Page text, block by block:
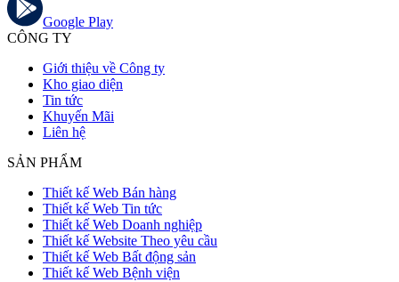
Google Play
CÔNG TY
Giới thiệu về Công ty
Kho giao diện
Tin tức
Khuyến Mãi
Liên hệ
SẢN PHẨM
Thiết kế Web Bán hàng
Thiết kế Web Tin tức
Thiết kế Web Doanh nghiệp
Thiết kế Website Theo yêu cầu
Thiết kế Web Bất động sản
Thiết kế Web Bệnh viện